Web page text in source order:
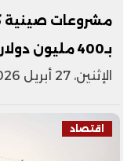
مشروعات صينية
بـ400 مليون دولار بالعين السخنة
الإثنين، 27 أبريل 2026 04:18 م
اقتصاد